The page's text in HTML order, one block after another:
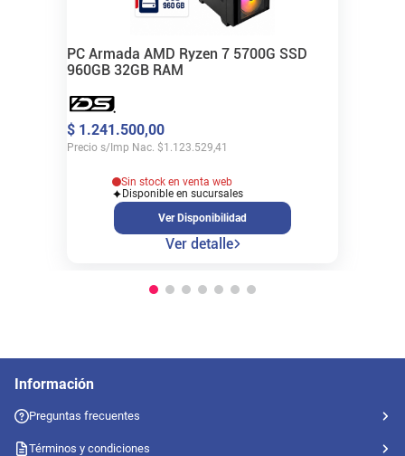
PC Armada AMD Ryzen 7 5700G SSD
960GB 32GB RAM
$ 1.241.500,00
Precio s/Imp Nac. $1.123.529,41
Sin stock en venta web
Disponible en sucursales
Ver Disponibilidad
Ver detalle
Información
Preguntas frecuentes
Términos y condiciones